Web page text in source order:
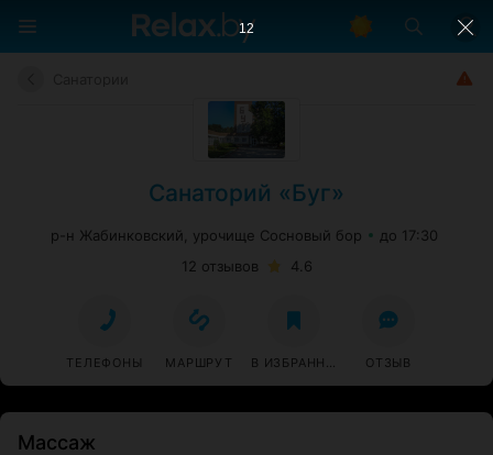
Санаторий «Буг»
р-н Жабинковский, урочище Сосновый бор
до 17:30
12 отзывов
4.6
ТЕЛЕФОНЫ МАРШРУТ В ИЗБРАННОЕ ОТЗЫВ
Массаж
11